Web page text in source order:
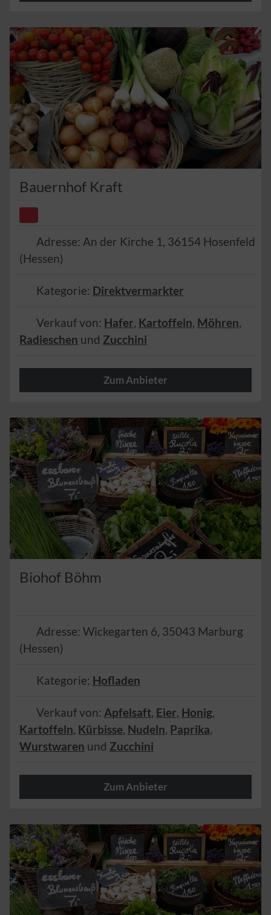
Bauernhof Kraft
Adresse: An der Kirche 1, 36154 Hosenfeld
(Hessen)
Kategorie: Direktvermarkter
Verkauf von: Hafer, Kartoffeln, Möhren,
Radieschen und Zucchini
Zum Anbieter
Biohof Böhm
Adresse: Wickegarten 6, 35043 Marburg
(Hessen)
Kategorie: Hofladen
Verkauf von: Apfelsaft, Eier, Honig,
Kartoffeln, Kürbisse, Nudeln, Paprika,
Wurstwaren und Zucchini
Zum Anbieter